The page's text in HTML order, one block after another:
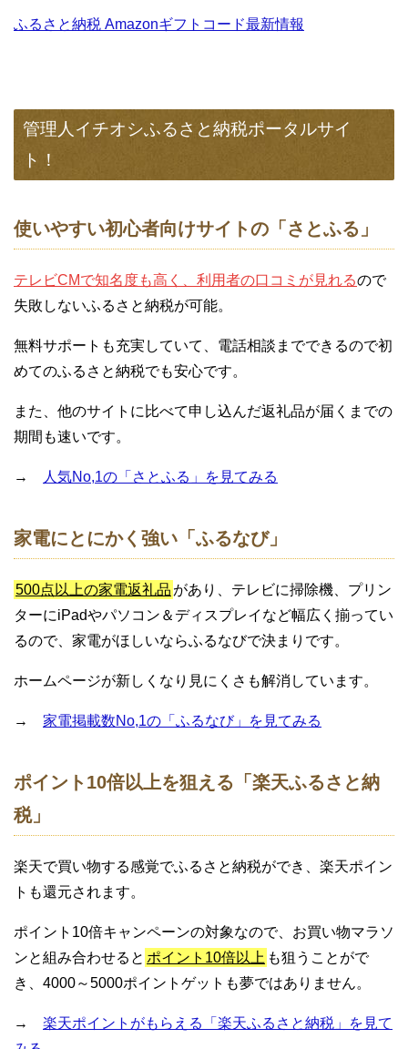
ふるさと納税 Amazonギフトコード最新情報
管理人イチオシふるさと納税ポータルサイ
ト！
使いやすい初心者向けサイトの「さとふる」
テレビCMで知名度も高く、利用者の口コミが見れるので
失敗しないふるさと納税が可能。
無料サポートも充実していて、電話相談までできるので初
めてのふるさと納税でも安心です。
また、他のサイトに比べて申し込んだ返礼品が届くまでの
期間も速いです。
→ 人気No,1の「さとふる」を見てみる
家電にとにかく強い「ふるなび」
500点以上の家電返礼品 があり、テレビに掃除機、プリン
ターにiPadやパソコン＆ディスプレイなど幅広く揃ってい
るので、家電がほしいならふるなびで決まりです。
ホームページが新しくなり見にくさも解消しています。
→ 家電掲載数No,1の「ふるなび」を見てみる
ポイント10倍以上を狙える「楽天ふるさと納
税」
楽天で買い物する感覚でふるさと納税ができ、楽天ポイン
トも還元されます。
ポイント10倍キャンペーンの対象なので、お買い物マラソ
ンと組み合わせると ポイント10倍以上 も狙うことがで
き、4000～5000ポイントゲットも夢ではありません。
→ 楽天ポイントがもらえる「楽天ふるさと納税」を見て